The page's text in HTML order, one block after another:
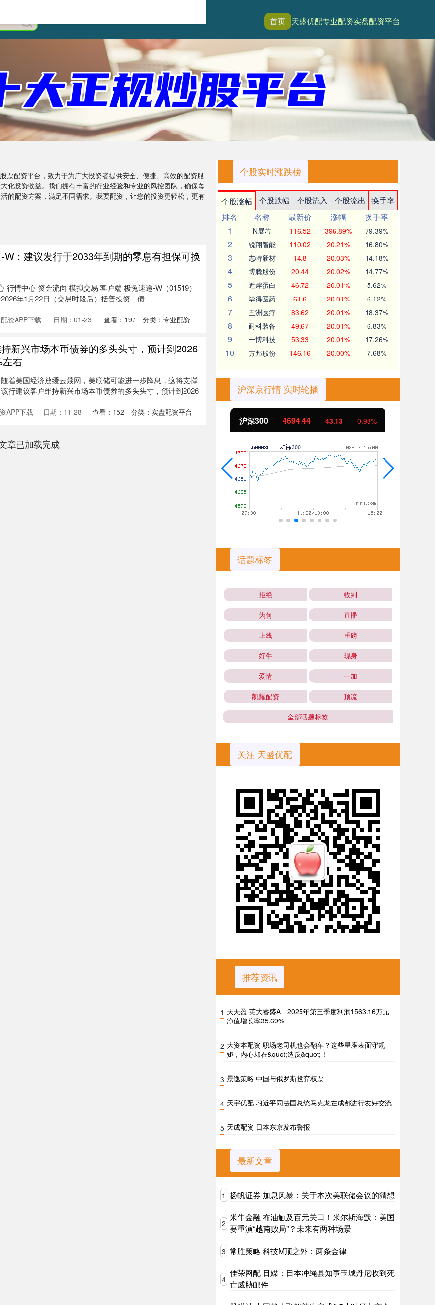
首页 天盛优配专业配资实盘配资平台
票配资平台，致力于为广大投资者提供安全、便捷、高效的配资服
化投资收益。我们拥有丰富的行业经验和专业的风控团队，确保每
的配资方案，满足不同需求。我要配资，让您的投资更轻松，更有
：建议发行于2033年到期的零息有担保可换
行情中心 资金流向 模拟交易 客户端 极兔速递-W（01519）
年1月22日（交易时段后）括普投资，债....
资APP下载 日期：01-23 查看： 197 分类： 专业配资
新兴市场本币债券的多头头寸，预计到2026
左右
着美国经济放缓云燚网，美联储可能进一步降息，这将支撑
行建议客户维持新兴市场本币债券的多头头寸，预计到2026
APP下载 日期：11-28 查看： 152 分类： 实盘配资平台
章已加载完成
个股实时涨跌榜
个股涨幅 个股跌幅 个股流入 个股流出
换手率
排名
名称 最新价 涨幅
换手率
1
N展芯 116.52 396.89% 79.39%
2 锐翔智能 110.02 20.21% 16.80%
3 志特新材 14.8 20.03% 14.18%
4 博腾股份 20.44 20.02% 14.77%
5 近岸蛋白 46.72 20.01% 5.62%
6 毕得医药 61.6 20.01% 6.12%
7 五洲医疗 83.62 20.01% 18.37%
8 耐科装备 49.67 20.01% 6.83%
9 一博科技 53.33 20.01% 17.26%
10 方邦股份 146.16 20.00% 7.68%
沪深京行情 实时轮播
沪深300 4694.44 43.13 0.93%
话题标签
拒绝 收到
为何 直播
上线 重磅
好牛 现身
爱情 一加
凯耀配资 顶流
全部话题标签
关注 天盛优配
推荐资讯
1 天天盈 英大睿盛A：2025年第三季度利润1563.16万元
净值增长率35.69%
2 大资本配资 职场老司机也会翻车？这些星座表面守规
矩，内心却在&quot;造反&quot;！
3 景逸策略 中国与俄罗斯投弃权票
4 天宇优配 习近平同法国总统马克龙在成都进行友好交流
5 天成配资 日本东京发布警报
最新文章
1 扬帆证券 加息风暴：关于本次美联储会议的猜想
2
米牛金融 布油触及百元关口！米尔斯海默：美国
要重演“越南败局”？未来有两种场景
3 常胜策略 科技M顶之外：两条金律
4
佳荣网配 日媒：日本冲绳县知事玉城丹尼收到死
亡威胁邮件